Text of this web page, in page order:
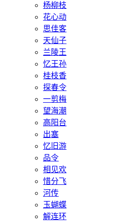
杨柳枝
花心动
思佳客
天仙子
兰陵王
忆王孙
桂枝香
探春令
一剪梅
望海潮
高阳台
出塞
忆旧游
品令
相见欢
惜分飞
河传
玉蝴蝶
解连环